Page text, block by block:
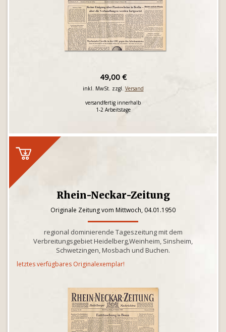
49,00 €
inkl. MwSt. zzgl. Versand
versandfertig innerhalb
1-2 Arbeitstage
Rhein-Neckar-Zeitung
Originale Zeitung vom Mittwoch, 04.01.1950
regional dominierende Tageszeitung mit dem
Verbreitungsgebiet Heidelberg,Weinheim, Sinsheim,
Schwetzingen, Mosbach und Buchen.
letztes verfügbares Originalexemplar!